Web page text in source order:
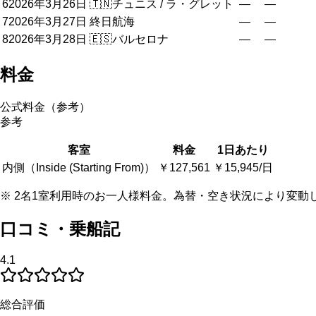
62026年3月26日 🇹🇳チュニス / ラ・グレット —
—
72026年3月27日 終日航海 —
—
82026年3月28日 🇪🇸バルセロナ — —
料金
公式料金（参考）
参考
客室 料金
1日あたり
内側（Inside (Starting From)）
￥127,561 ￥15,945/日
※ 2名1室利用時のお一人様料金。為替・空き状況により変動
口コミ・乗船記
4.1
総合評価